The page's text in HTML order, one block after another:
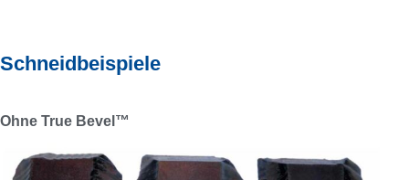
Schneidbeispiele
Ohne True Bevel™